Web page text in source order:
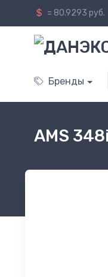
= 80.9293 руб.
Бренды
AMS